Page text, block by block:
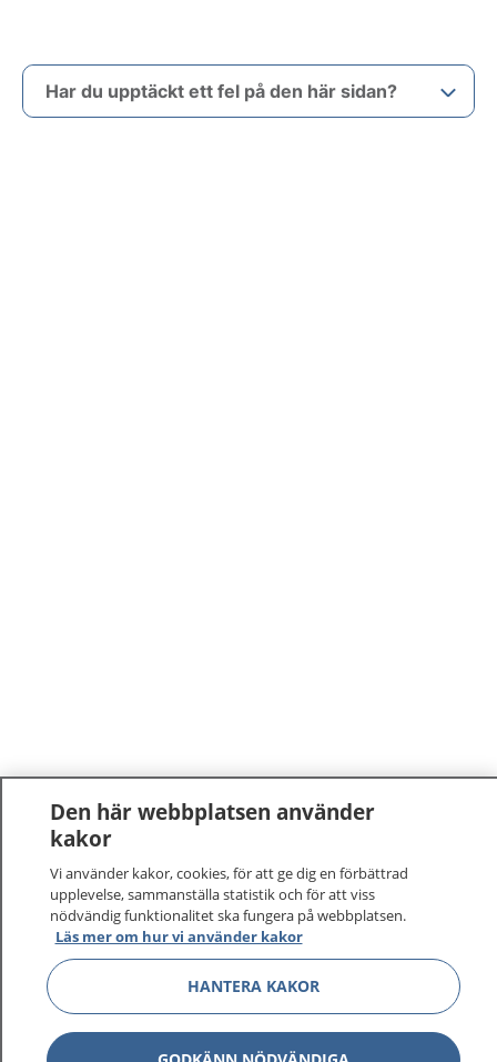
Har du upptäckt ett fel på den här sidan?
Den här webbplatsen använder
kakor
Vi använder kakor, cookies, för att ge dig en förbättrad
upplevelse, sammanställa statistik och för att viss
nödvändig funktionalitet ska fungera på webbplatsen.
Läs mer om hur vi använder kakor
HANTERA KAKOR